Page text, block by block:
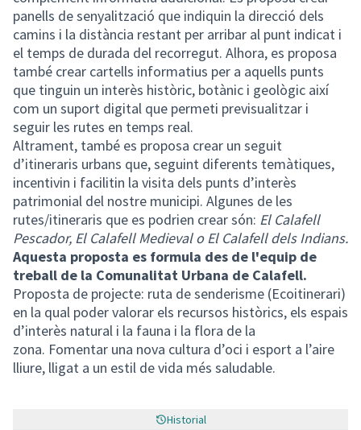
panells de senyalització que indiquin la direcció dels
camins i la distància restant per arribar al punt indicat i
el temps de durada del recorregut. Alhora, es proposa
també crear cartells informatius per a aquells punts
que tinguin un interès històric, botànic i geològic així
com un suport digital que permeti previsualitzar i
seguir les rutes en temps real.
Altrament, també es proposa crear un seguit
d’itineraris urbans que, seguint diferents temàtiques,
incentivin i facilitin la visita dels punts d’interès
patrimonial del nostre municipi. Algunes de les
rutes/itineraris que es podrien crear són: El Calafell
Pescador, El Calafell Medieval o El Calafell dels Indians.
Aquesta proposta es formula des de l'equip de
treball de la Comunalitat Urbana de Calafell.
Proposta de projecte: ruta de senderisme (Ecoitinerari)
en la qual poder valorar els recursos històrics, els espais
d’interès natural i la fauna i la flora de la
zona. Fomentar una nova cultura d’oci i esport a l’aire
lliure, lligat a un estil de vida més saludable.
Historial